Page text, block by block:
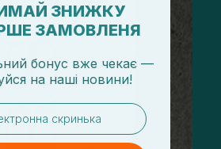
ЗНИЖКУ
ЗАМОВЛЕНЯ
бонус вже чекає —
на наші новини!